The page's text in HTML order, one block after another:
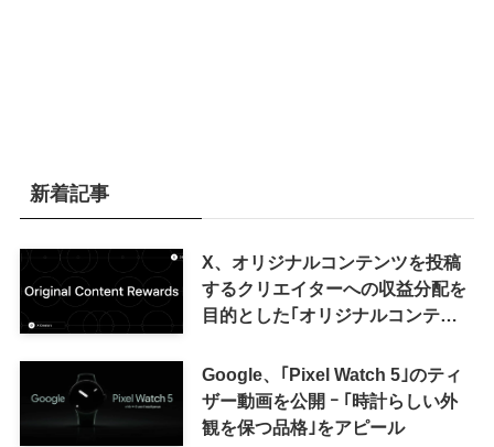
新着記事
X、オリジナルコンテンツを投稿
するクリエイターへの収益分配を
目的とした｢オリジナルコンテン
来の｢収益分配｣は廃止
Google、｢Pixel Watch 5｣のティ
ザー動画を公開 ｰ ｢時計らしい外
観を保つ品格｣をアピール